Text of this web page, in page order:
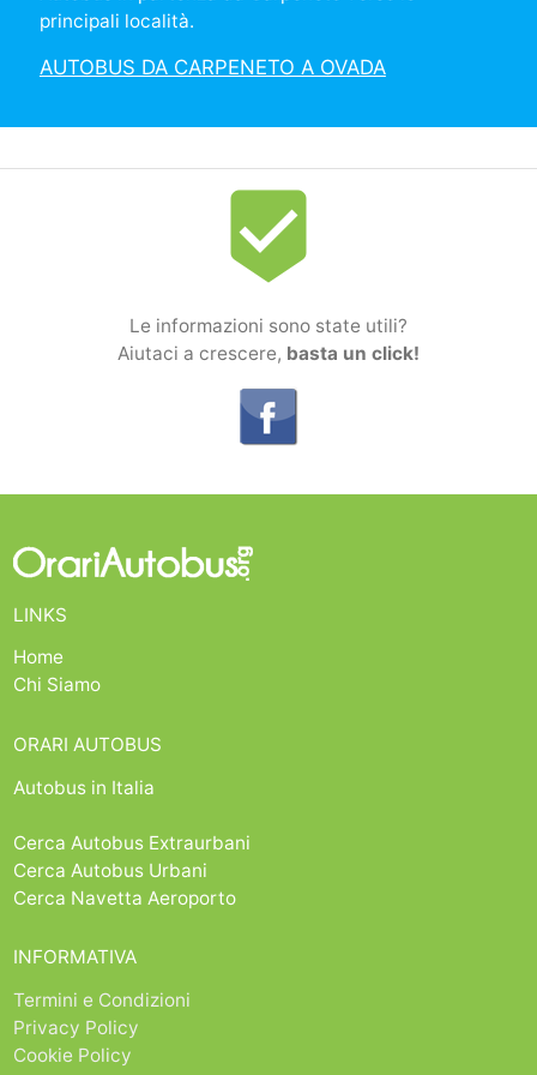
principali località.
AUTOBUS DA CARPENETO A OVADA
beenhere
Le informazioni sono state utili?
Aiutaci a crescere, basta un click!
LINKS
Home
Chi Siamo
ORARI AUTOBUS
Autobus in Italia
Cerca Autobus Extraurbani
Cerca Autobus Urbani
Cerca Navetta Aeroporto
INFORMATIVA
Termini e Condizioni
Privacy Policy
Cookie Policy